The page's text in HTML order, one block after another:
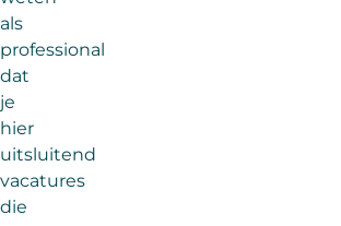
als
professional
dat
je
hier
uitsluitend
vacatures
die